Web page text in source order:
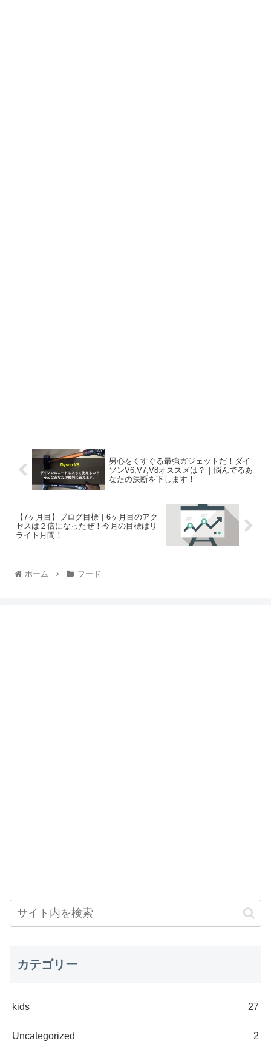
男心をくすぐる最強ガジェットだ！ダイ
ソンV6,V7,V8オススメは？｜悩んでるあ
なたの決断を下します！
【7ヶ月目】ブログ目標｜6ヶ月目のアク
セスは２倍になったぜ！今月の目標はリ
ライト月間！
ホーム フード
カテゴリー
kids 27
Uncategorized 2